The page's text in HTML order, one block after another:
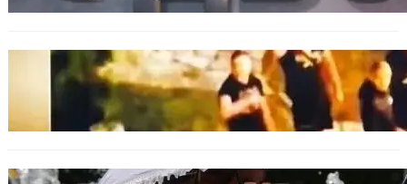
МНЕНИЯ
Скандалът в Банско: Имало ли е
провокация от италианските младежи
преди нацистките нападки?
БЕЗ КАТЕГОРИЯ